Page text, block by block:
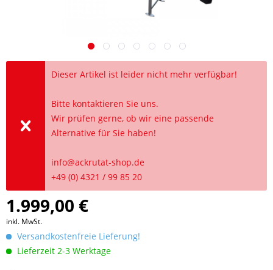
Dieser Artikel ist leider nicht mehr verfügbar!
Bitte kontaktieren Sie uns.
Wir prüfen gerne, ob wir eine passende
Alternative für Sie haben!
info@ackrutat-shop.de
+49 (0) 4321 / 99 85 20
1.999,00 €
inkl. MwSt.
Versandkostenfreie Lieferung!
Lieferzeit 2-3 Werktage